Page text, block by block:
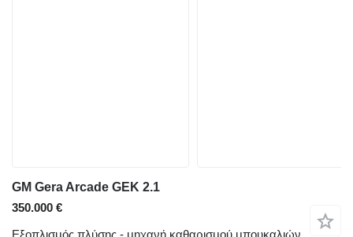
GM Gera Arcade GEK 2.1
350.000 €
Εξοπλισμός πλύσης - μηχανή καθαρισμού μπουκαλιών